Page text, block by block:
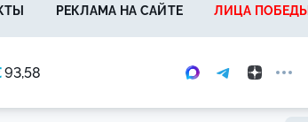
93,58
РЕКЛАМА НА САЙТЕ ЛИЦА ПОБЕДЫ